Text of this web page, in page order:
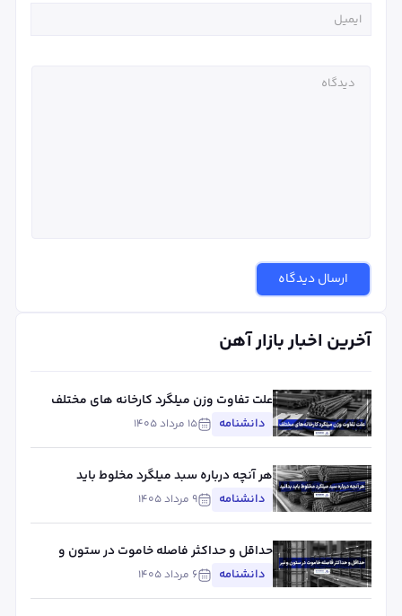
ارسال دیدگاه
آخرین اخبار بازار آهن
علت تفاوت وزن میلگرد کارخانه های مختلف
چیست؟ بررسی استاندارد، تلورانس و عوامل
مؤثر
دانشنامه ۱۵ مرداد ۱۴۰۵
هر آنچه درباره سبد میلگرد مخلوط باید
بدانید
دانشنامه ۹ مرداد ۱۴۰۵
حداقل و حداکثر فاصله خاموت در ستون و
تیر
دانشنامه ۶ مرداد ۱۴۰۵